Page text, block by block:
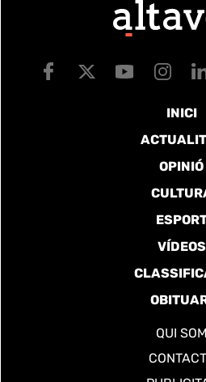
INICI
OPINIÓ
VÍDEOS
QUI SOM